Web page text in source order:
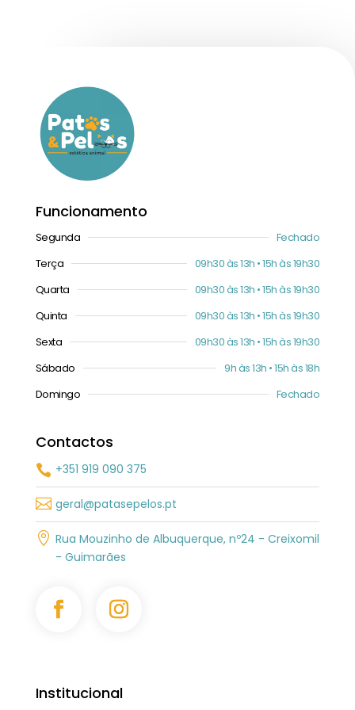
Funcionamento
Segunda
Fechado
Terça
09h30 às 13h • 15h às 19h30
Quarta
09h30 às 13h • 15h às 19h30
Quinta
09h30 às 13h • 15h às 19h30
Sexta
09h30 às 13h • 15h às 19h30
Sábado
9h às 13h • 15h às 18h
Domingo
Fechado
Contactos
 +351 919 090 375
 geral@patasepelos.pt
 Rua Mouzinho de Albuquerque, nº24 - Creixomil
- Guimarães
Institucional